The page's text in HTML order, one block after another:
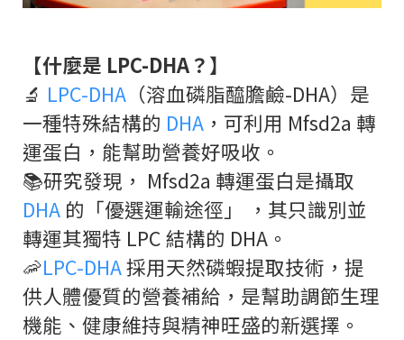
【什麼是 LPC-DHA？】
🔬 LPC-DHA （溶血磷脂醯膽鹼-DHA）是
一種特殊結構的 DHA ，可利用 Mfsd2a 轉
運蛋白，能幫助營養好吸收。
📚研究發現， Mfsd2a 轉運蛋白是攝取
DHA 的「優選運輸途徑」 ，其只識別並
轉運其獨特 LPC 結構的 DHA。
🦐LPC-DHA採用天然磷蝦提取技術，提
供人體優質的營養補給，是幫助調節生理
機能、健康維持與精神旺盛的新選擇。